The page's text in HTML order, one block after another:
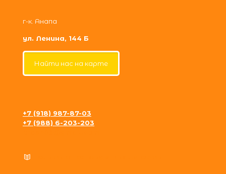
г-к. Анапа
ул. Ленина, 144 Б
Найти нас на карте
+7 (918) 987-87-03
+7 (988) 6-203-203